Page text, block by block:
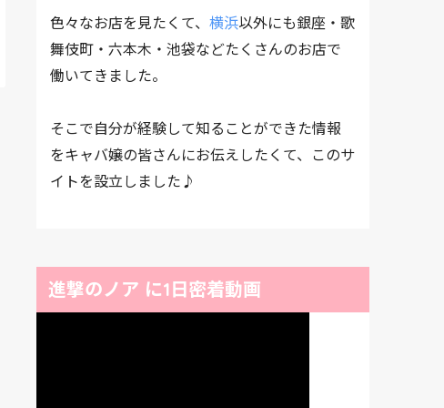
色々なお店を見たくて、横浜以外にも銀座・歌
舞伎町・六本木・池袋などたくさんのお店で
働いてきました。
そこで自分が経験して知ることができた情報
をキャバ嬢の皆さんにお伝えしたくて、このサ
イトを設立しました♪
進撃のノア に1日密着動画